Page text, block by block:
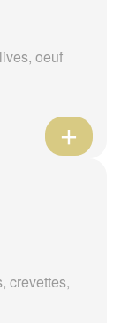
oeuf
crevettes,